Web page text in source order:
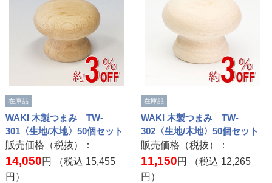
在庫品
WAKI 木製つまみ TW-
301〈生地/木地〉50個セット
販売価格（税抜）：
14,050円 （税込 15,455
円）
在庫品
WAKI 木製つまみ TW-
302〈生地/木地〉50個セット
販売価格（税抜）：
11,150円 （税込 12,265
円）